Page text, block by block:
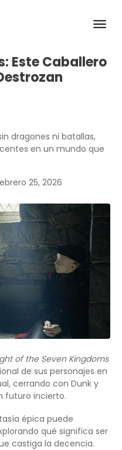
Este Caballero
dragones ni batallas,
en un mundo que
25, 2026
of the Seven Kingdoms
de sus personajes en
cerrando con Dunk y
futuro incierto.
épica puede
qué significa ser
castiga la decencia.